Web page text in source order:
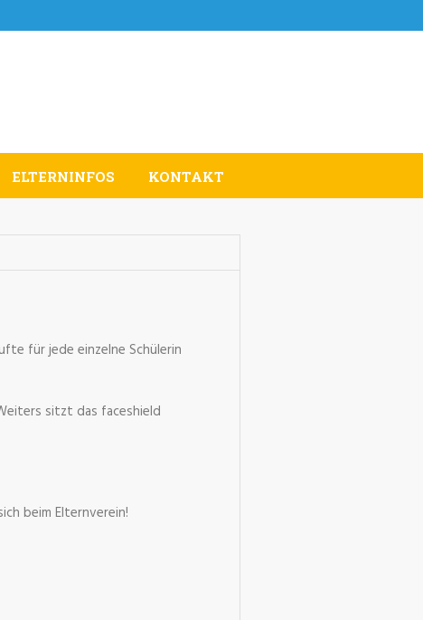
ELTERNINFOS KONTAKT
für jede einzelne Schülerin
sitzt das faceshield
beim Elternverein!